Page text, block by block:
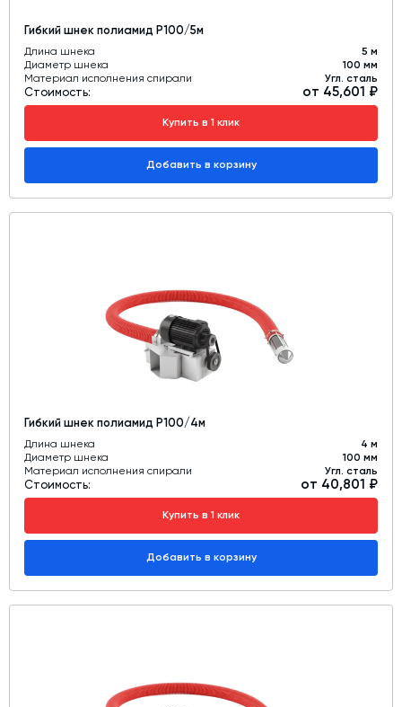
Гибкий шнек полиамид Р100/5м
Длина шнека
5 м
Диаметр шнека
100 мм
Материал исполнения спирали
Угл. сталь
Стоимость: от 45,601 ₽
Купить в 1 клик
Добавить в корзину
Гибкий шнек полиамид Р100/4м
Длина шнека
4 м
Диаметр шнека
100 мм
Материал исполнения спирали
Угл. сталь
Стоимость: от 40,801 ₽
Купить в 1 клик
Добавить в корзину